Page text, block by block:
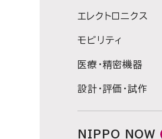
エレクトロニクス
モビリティ
医療・精密機器
設計・評価・試作
NIPPO NOW